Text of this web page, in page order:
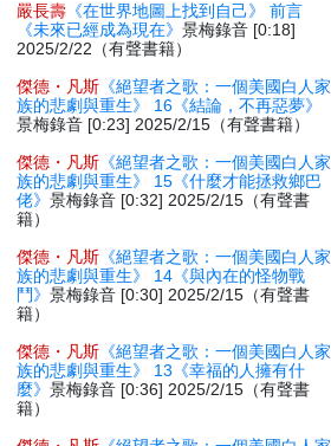
嚴長壽 《在世界地圖上找到自己》 前言
《未來已經成為現在》景梅錄音 [0:18]
2025/2/22（有聲書籍）
傑德・凡斯 《絕望者之歌：一個美國白人家
族的悲劇與重生》 16《結論，不再惡夢》
景梅錄音 [0:23] 2025/2/15（有聲書籍）
傑德・凡斯 《絕望者之歌：一個美國白人家
族的悲劇與重生》 15《什麼才能拯救鄉巴
佬》景梅錄音 [0:32] 2025/2/15（有聲書
籍）
傑德・凡斯 《絕望者之歌：一個美國白人家
族的悲劇與重生》 14《與內在的怪物戰
鬥》景梅錄音 [0:30] 2025/2/15（有聲書
籍）
傑德・凡斯 《絕望者之歌：一個美國白人家
族的悲劇與重生》 13《幸福的人擁有什
麼》景梅錄音 [0:36] 2025/2/15（有聲書
籍）